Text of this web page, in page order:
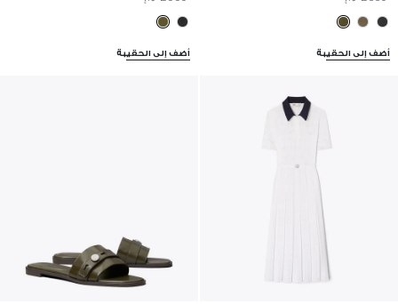
أضف إلى الحقيبة أضف إلى الحقيبة